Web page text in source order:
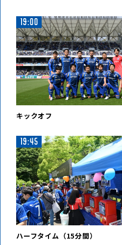
19:00
キックオフ
19:45
ハーフタイム（15分間）